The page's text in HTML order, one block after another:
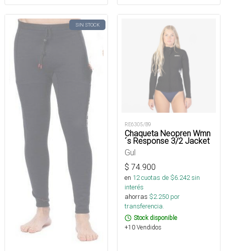
SIN STOCK
RE6305/B9
Chaqueta Neopren Wmn
´s Response 3/2 Jacket
Gul
$ 74.900
en 12cuotas de $6.242sin
interés
ahorras $2.250 por
transferencia.
Stock disponible
+10 Vendidos